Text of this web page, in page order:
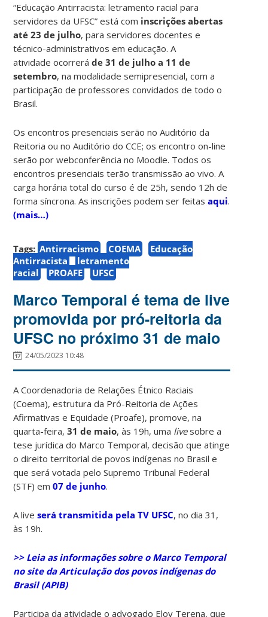
“Educação Antirracista: letramento racial para
servidores da UFSC” está com inscrições abertas
até 23 de julho, para servidores docentes e
técnico-administrativos em educação. A
atividade ocorreráde 31 de julho a 11 de
setembro, na modalidade semipresencial,com a
participação de professores convidados de todo o
Brasil.
Os encontros presenciais serão no Auditório da
Reitoria ou no Auditório do CCE; os encontro on-line
serão por webconferência no Moodle. Todos os
encontros presenciais terão transmissão ao vivo. A
carga horária total do curso é de 25h, sendo 12h de
forma síncrona.As inscrições podem ser feitasaqui.
(mais…)
Tags: Antirracismo COEMA
Educação
Antirracista
letramento
racial
PROAFE UFSC
Marco Temporal é tema de live
promovida por pró-reitoria da
UFSC no próximo 31 de maio
24/05/2023 10:48
A Coordenadoria de Relações Étnico Raciais
(Coema), estrutura da Pró-Reitoria de Ações
Afirmativas e Equidade (Proafe), promove, na
quarta-feira,31 de maio, às 19h, uma livesobre a
tese jurídica do Marco Temporal, decisão que atinge
o direito territorial de povos indígenas no Brasil e
que será votada pelo Supremo Tribunal Federal
(STF) em07 de junho.
A liveserá transmitida pela TV UFSC, no dia 31,
às 19h.
>> Leia as informações sobre o Marco Temporal
no site da Articulação dos povos indígenas do
Brasil (APIB)
Participa da atividade o advogado Eloy Terena, que